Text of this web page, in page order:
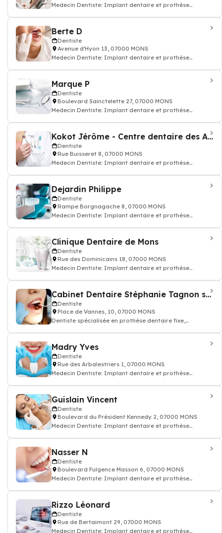
Medecin Dentiste: Implant dentaire et prothèse
Berte D
Dentiste
Avenue d'Hyon 13, 07000 MONS
Medecin Dentiste: Implant dentaire et prothèse
Marque P
Dentiste
Boulevard Sainctelette 27, 07000 MONS
Medecin Dentiste: Implant dentaire et prothèse
Kokot Jérôme - Centre dentaire des Acacias
Dentiste
Rue Buisseret 8, 07000 MONS
Medecin Dentiste: Implant dentaire et prothèse
Dejardin Philippe
Dentiste
Rampe Borgnagache 8, 07000 MONS
Medecin Dentiste: Implant dentaire et prothèse
Clinique Dentaire de Mons
Dentiste
Rue des Dominicains 18, 07000 MONS
Medecin Dentiste: Implant dentaire et prothèse
Cabinet Dentaire Stéphanie Tagnon sprl
Dentiste
Place de Vannes, 10, 07000 MONS
Dentiste spécialisée en prothèse dentaire fixe,
Madry Yves
Dentiste
Rue des Arbalestriers 1, 07000 MONS
Medecin Dentiste: Implant dentaire et prothèse
Guislain Vincent
Dentiste
Boulevard du Président Kennedy 2, 07000 MONS
Medecin Dentiste: Implant dentaire et prothèse
Nasser N
Dentiste
Boulevard Fulgence Masson 6, 07000 MONS
Medecin Dentiste: Implant dentaire et prothèse
Rizzo Léonard
Dentiste
Rue de Bertaimont 29, 07000 MONS
Medecin Dentiste: Implant dentaire et prothèse